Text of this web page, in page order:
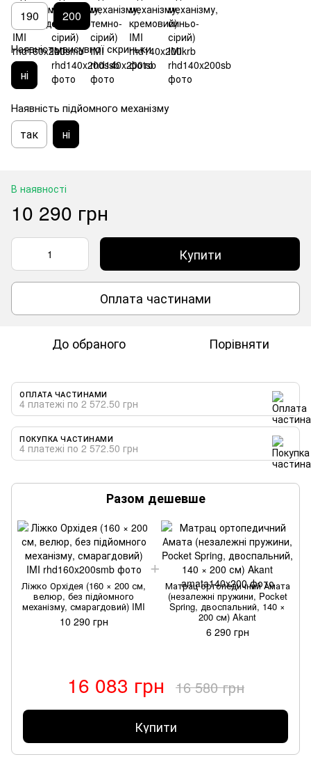
190 200
Наявність висувної скриньки
ні
Наявність підйомного механізму
так ні
В наявності
10 290 грн
Купити
Оплата частинами
До обраного Порівняти
ОПЛАТА ЧАСТИНАМИ
4 платежі по 2 572.50 грн
ПОКУПКА ЧАСТИНАМИ
4 платежі по 2 572.50 грн
Разом дешевше
Ліжко Орхідея (160 × 200 см,
велюр, без підйомного
механізму, смарагдовий) IMI
10 290 грн
Матрац ортопедичний Амата
(незалежні пружини, Pocket
Spring, двоспальний, 140 ×
200 см) Akant
6 290 грн
16 083 грн 16 580 грн
Купити